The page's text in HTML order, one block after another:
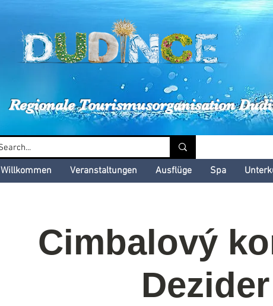
Dudinské
Regionale Tourismusorganisation
Willkommen Veranstaltungen Ausflüge Spa
Cimbalový